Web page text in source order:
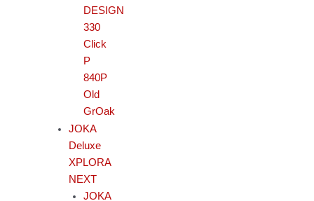
DESIGN
330
Click
P
840P
Old
GrOak
JOKA
Deluxe
XPLORA
NEXT
JOKA